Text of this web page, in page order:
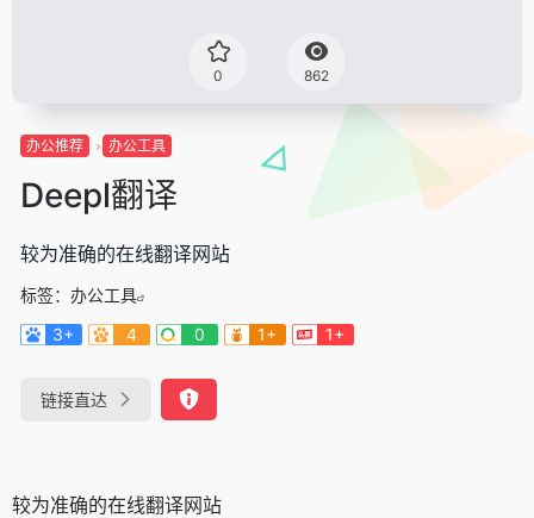
0 862
办公推荐 办公工具
Deepl翻译
较为准确的在线翻译网站
标签： 办公工具
3+
4 0 1+ 1+
链接直达
较为准确的在线翻译网站